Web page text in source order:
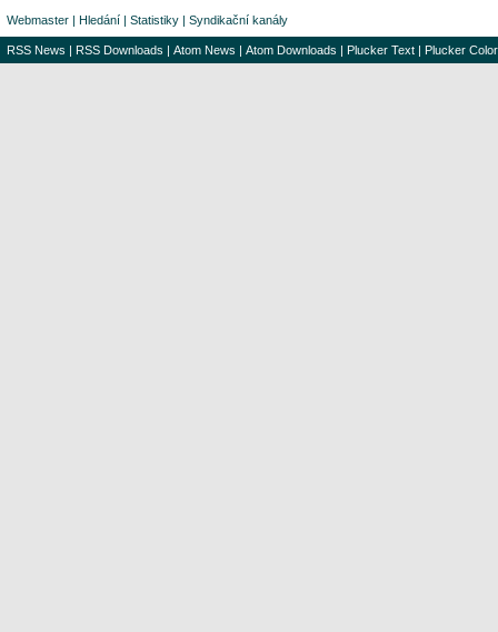
Webmaster | Hledání | Statistiky | Syndikační kanály
RSS News | RSS Downloads | Atom News | Atom Downloads | Plucker Text | Plucker Color